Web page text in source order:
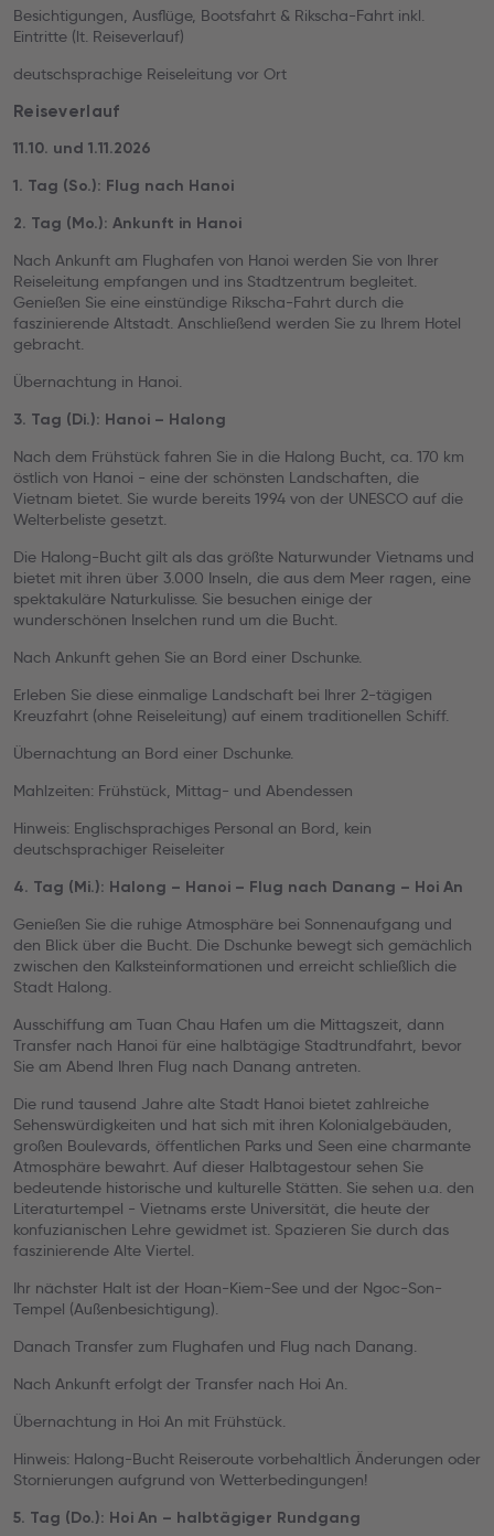
Besichtigungen, Ausflüge, Bootsfahrt & Rikscha-Fahrt inkl.
Eintritte (lt. Reiseverlauf)
deutschsprachige Reiseleitung vor Ort
Reiseverlauf
11.10. und 1.11.2026
1. Tag (So.): Flug nach Hanoi
2. Tag (Mo.): Ankunft in Hanoi
Nach Ankunft am Flughafen von Hanoi werden Sie von Ihrer
Reiseleitung empfangen und ins Stadtzentrum begleitet.
Genießen Sie eine einstündige Rikscha-Fahrt durch die
faszinierende Altstadt. Anschließend werden Sie zu Ihrem Hotel
gebracht.
Übernachtung in Hanoi.
3. Tag (Di.): Hanoi – Halong
Nach dem Frühstück fahren Sie in die Halong Bucht, ca. 170 km
östlich von Hanoi - eine der schönsten Landschaften, die
Vietnam bietet. Sie wurde bereits 1994 von der UNESCO auf die
Welterbeliste gesetzt.
Die Halong-Bucht gilt als das größte Naturwunder Vietnams und
bietet mit ihren über 3.000 Inseln, die aus dem Meer ragen, eine
spektakuläre Naturkulisse. Sie besuchen einige der
wunderschönen Inselchen rund um die Bucht.
Nach Ankunft gehen Sie an Bord einer Dschunke.
Erleben Sie diese einmalige Landschaft bei Ihrer 2-tägigen
Kreuzfahrt (ohne Reiseleitung) auf einem traditionellen Schiff.
Übernachtung an Bord einer Dschunke.
Mahlzeiten: Frühstück, Mittag- und Abendessen
Hinweis: Englischsprachiges Personal an Bord, kein
deutschsprachiger Reiseleiter
4. Tag (Mi.): Halong – Hanoi – Flug nach Danang – Hoi An
Genießen Sie die ruhige Atmosphäre bei Sonnenaufgang und
den Blick über die Bucht. Die Dschunke bewegt sich gemächlich
zwischen den Kalksteinformationen und erreicht schließlich die
Stadt Halong.
Ausschiffung am Tuan Chau Hafen um die Mittagszeit, dann
Transfer nach Hanoi für eine halbtägige Stadtrundfahrt, bevor
Sie am Abend Ihren Flug nach Danang antreten.
Die rund tausend Jahre alte Stadt Hanoi bietet zahlreiche
Sehenswürdigkeiten und hat sich mit ihren Kolonialgebäuden,
großen Boulevards, öffentlichen Parks und Seen eine charmante
Atmosphäre bewahrt. Auf dieser Halbtagestour sehen Sie
bedeutende historische und kulturelle Stätten. Sie sehen u.a. den
Literaturtempel - Vietnams erste Universität, die heute der
konfuzianischen Lehre gewidmet ist. Spazieren Sie durch das
faszinierende Alte Viertel.
Ihr nächster Halt ist der Hoan-Kiem-See und der Ngoc-Son-
Tempel (Außenbesichtigung).
Danach Transfer zum Flughafen und Flug nach Danang.
Nach Ankunft erfolgt der Transfer nach Hoi An.
Übernachtung in Hoi An mit Frühstück.
Hinweis: Halong-Bucht Reiseroute vorbehaltlich Änderungen oder
Stornierungen aufgrund von Wetterbedingungen!
5. Tag (Do.): Hoi An – halbtägiger Rundgang